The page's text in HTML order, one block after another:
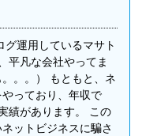
グ運用しているマサト
平凡な会社やってま
。。） もともと、ネ
っており、年収で
績があります。 この
ットビジネスに騙さ